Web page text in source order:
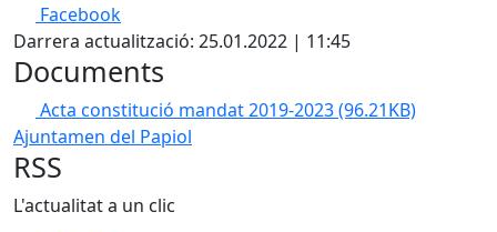
Facebook
Darrera actualització: 25.01.2022 | 11:45
Documents
Acta constitució mandat 2019-2023(96.21KB)
Ajuntamen del Papiol
RSS
L'actualitat a un clic